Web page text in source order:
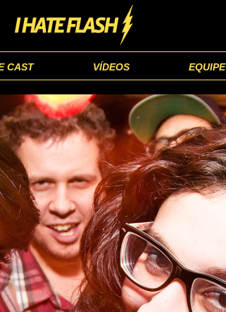
CAST VÍDEOS EQUIPE